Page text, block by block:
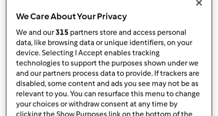
monika6500 Dołączył : 10.03.2013
sob., 10/19/2013 - 03:24
Vol.4
We Care About Your Privacy
We and our315 partners store and access personal
data, like browsing data or unique identifiers, on your
device. Selecting I Accept enables tracking
technologies to support the purposes shown under we
and our partners process data to provide. If trackers are
disabled, some content and ads you see may not be as
relevant to you. You can resurface this menu to change
your choices or withdraw consent at any time by